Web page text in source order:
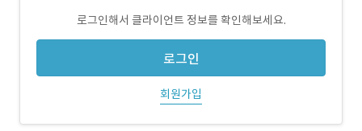
로그인해서 클라이언트 정보를 확인해보세요.
로그인
회원가입